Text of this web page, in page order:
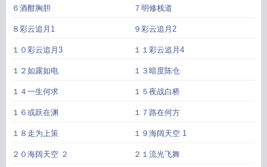
６酒酣胸胆 ７明修栈道
８彩云追月1 ９彩云追月2
１０彩云追月3 １１彩云追月4
１２如露如电 １３暗度陈仓
１４一生何求 １５夜战白桥
１６或跃在渊 １７路在何方
１８走为上策 １９海阔天空 1
２０海阔天空 ２ ２１流光飞舞